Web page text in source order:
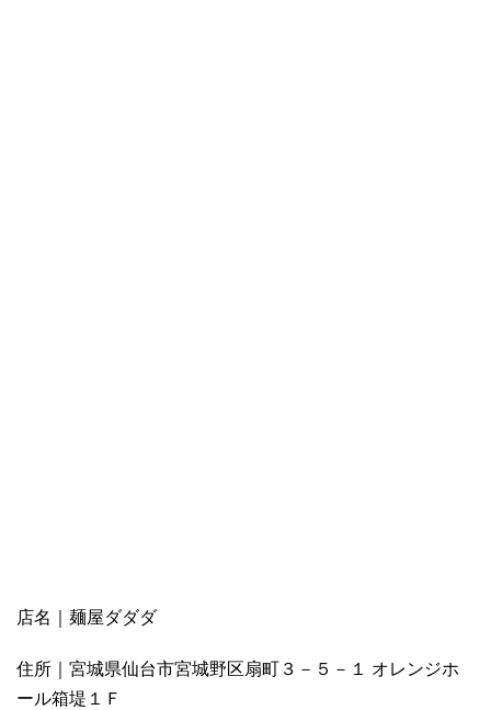
店名｜麺屋ダダダ
住所｜宮城県仙台市宮城野区扇町３－５－１ オレンジホ
ール箱堤１Ｆ